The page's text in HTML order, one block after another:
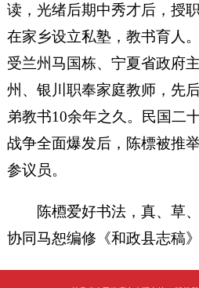
读，光绪后期中秀才后，授
在家乡设立私塾，教书育人
受兰州马国栋、宁夏省政府
州、银川职奉家庭教师，先
弟教书10余年之久。民国二
战争全面爆发后，陈標被推
参议员。
陈槱爱好书法，真、草、
协同马恕编修《和政县志稿